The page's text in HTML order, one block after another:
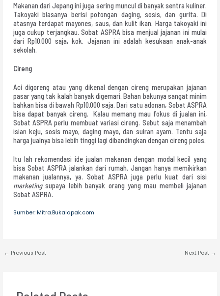
Makanan dari Jepang ini juga sering muncul di banyak sentra kuliner.
Takoyaki biasanya berisi potongan daging, sosis, dan gurita. Di
atasnya terdapat mayones, saus, dan kulit ikan. Harga takoyaki ini
juga cukup terjangkau. Sobat ASPRA bisa menjual jajanan ini mulai
dari Rp10.000 saja, kok. Jajanan ini adalah kesukaan anak-anak
sekolah.
Cireng
Aci digoreng atau yang dikenal dengan cireng merupakan jajanan
pasar yang tak kalah banyak digemari. Bahan bakunya sangat minim
bahkan bisa di bawah Rp10.000 saja. Dari satu adonan, Sobat ASPRA
bisa dapat banyak cireng. Kalau memang mau fokus di jualan ini,
Sobat ASPRA perlu membuat variasi cireng. Sebut saja menambah
isian keju, sosis mayo, daging mayo, dan suiran ayam. Tentu saja
harga jualnya bisa lebih tinggi lagi dibandingkan dengan cireng polos.
Itu lah rekomendasi ide jualan makanan dengan modal kecil yang
bisa Sobat ASPRA jalankan dari rumah. Jangan hanya memikirkan
makanan jualannya, ya. Sobat ASPRA juga perlu kuat dari sisi
marketingsupaya lebih banyak orang yang mau membeli jajanan
Sobat ASPRA.
Sumber: Mitra.Bukalapak.com
← Previous Post Next Post →